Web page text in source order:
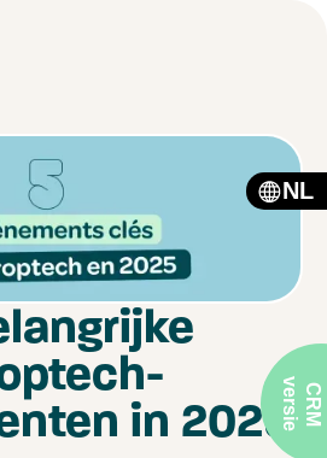
NL
C
R
M
ve
r
s
i
e
in 2025